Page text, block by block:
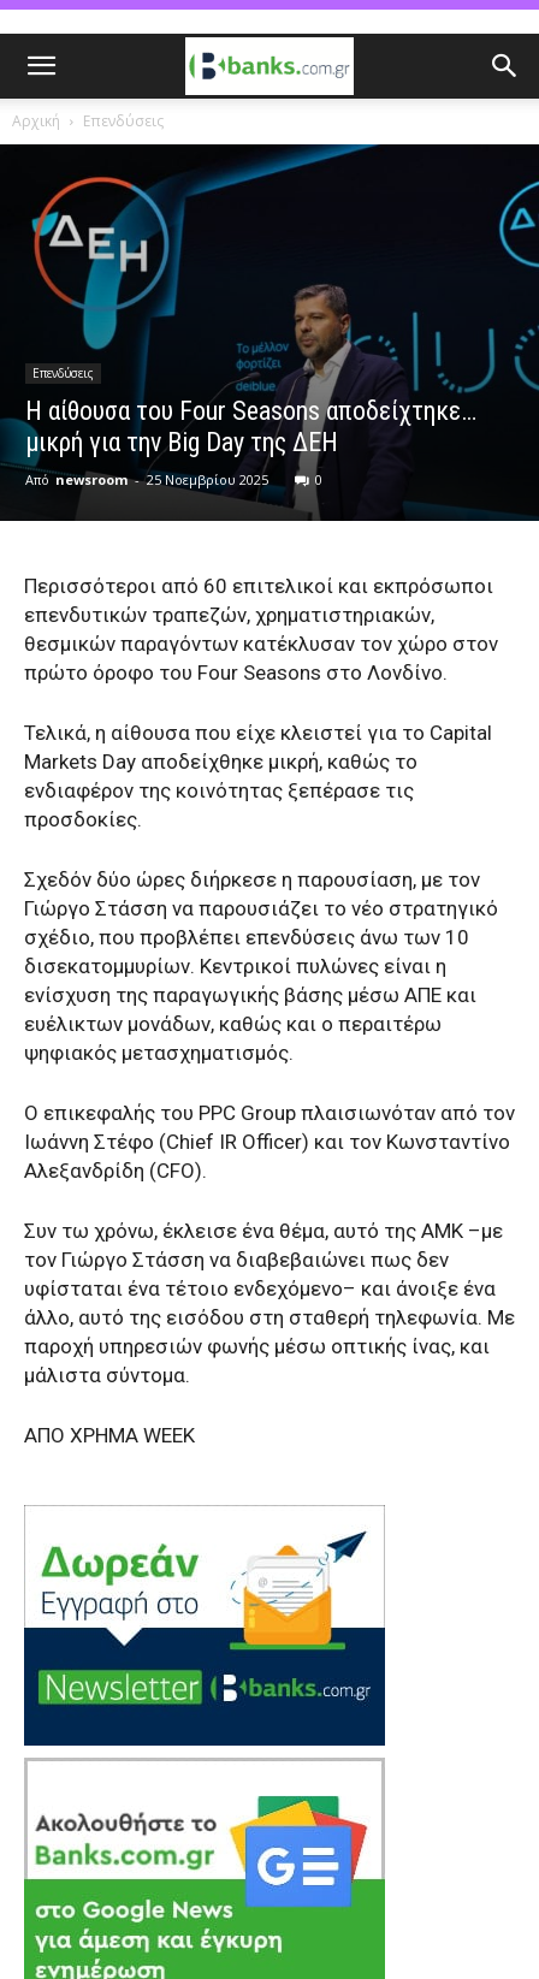
Αρχική Επενδύσεις
Επενδύσεις
H αίθουσα του Four Seasons αποδείχτηκε…
μικρή για την Big Day της ΔΕΗ
Από newsroom - 25 Νοεμβρίου 2025 0
Περισσότεροι από 60 επιτελικοί και εκπρόσωποι
επενδυτικών τραπεζών, χρηματιστηριακών,
θεσμικών παραγόντων κατέκλυσαν τον χώρο στον
πρώτο όροφο του Four Seasons στο Λονδίνο.
Τελικά, η αίθουσα που είχε κλειστεί για το Capital
Markets Day αποδείχθηκε μικρή, καθώς το
ενδιαφέρον της κοινότητας ξεπέρασε τις
προσδοκίες.
Σχεδόν δύο ώρες διήρκεσε η παρουσίαση, με τον
Γιώργο Στάσση να παρουσιάζει το νέο στρατηγικό
σχέδιο, που προβλέπει επενδύσεις άνω των 10
δισεκατομμυρίων. Κεντρικοί πυλώνες είναι η
ενίσχυση της παραγωγικής βάσης μέσω ΑΠΕ και
ευέλικτων μονάδων, καθώς και ο περαιτέρω
ψηφιακός μετασχηματισμός.
Ο επικεφαλής του PPC Group πλαισιωνόταν από τον
Ιωάννη Στέφο (Chief IR Officer) και τον Κωνσταντίνο
Αλεξανδρίδη (CFO).
Συν τω χρόνω, έκλεισε ένα θέμα, αυτό της ΑΜΚ –με
τον Γιώργο Στάσση να διαβεβαιώνει πως δεν
υφίσταται ένα τέτοιο ενδεχόμενο– και άνοιξε ένα
άλλο, αυτό της εισόδου στη σταθερή τηλεφωνία. Με
παροχή υπηρεσιών φωνής μέσω οπτικής ίνας, και
μάλιστα σύντομα.
ΑΠΟ ΧΡΗΜΑ WEEK